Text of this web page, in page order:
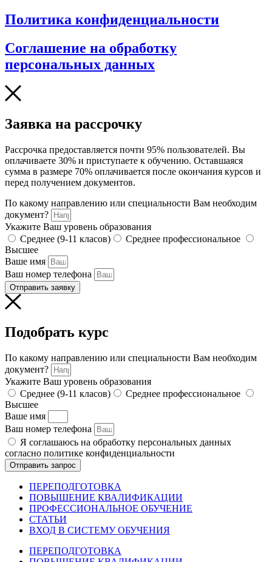
Политика конфиденциальности
Соглашение на обработку
персональных данных
Заявка на рассрочку
Рассрочка предоставляется почти 95% пользователей. Вы
оплачиваете 30% и приступаете к обучению. Оставшаяся
сумма в размере 70% оплачивается после окончания курсов и
перед получением документов.
По какому направлению или специальности Вам необходим
документ?
Укажите Ваш уровень образования
Среднее (9-11 класов)
Среднее профессиональное
Высшее
Ваше имя
Ваш номер телефона
Отправить заявку
Подобрать курс
По какому направлению или специальности Вам необходим
документ?
Укажите Ваш уровень образования
Среднее (9-11 класов)
Среднее профессиональное
Высшее
Ваше имя
Ваш номер телефона
Я соглашаюсь на обработку персональных данных
согласно политике конфиденциальности
Отправить запрос
ПЕРЕПОДГОТОВКА
ПОВЫШЕНИЕ КВАЛИФИКАЦИИ
ПРОФЕССИОНАЛЬНОЕ ОБУЧЕНИЕ
СТАТЬИ
ВХОД В СИСТЕМУ ОБУЧЕНИЯ
ПЕРЕПОДГОТОВКА